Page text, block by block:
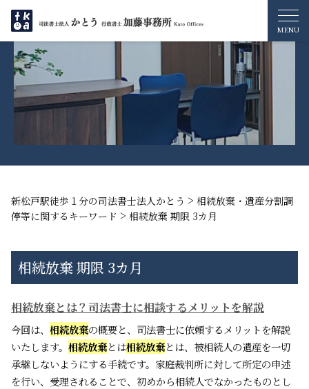
新松戸駅徒歩１分の司法書士法人かとう > 相続放棄・遺産分割調
停等に関するキーワード > 相続放棄 期限 3カ月
相続放棄 期限 3カ月
相続放棄とは？司法書士に相談するメリットを解説
今回は、 相続放棄の概要と、司法書士に依頼するメリットを解説
いたします。 相続放棄とは相続放棄とは、被相続人の遺産を一切
承継しないようにする手続です。家庭裁判所に対して所定の申述
を行い、受理されることで、初めから相続人でなかったものとし